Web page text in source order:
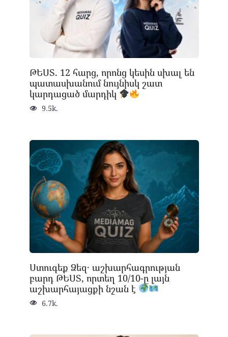
ԹԵՍՏ. 12 հարց, որոնց կեսին սխալ են
պատասխանում նույնիսկ շատ
կարդացած մարդիկ
9.5k.
Ստուգեք Ձեզ․ աշխարհագրության
բարդ ԹԵՍՏ, որտեղ 10/10-ը լայն
աշխարհայացքի նշան է
6.7k.